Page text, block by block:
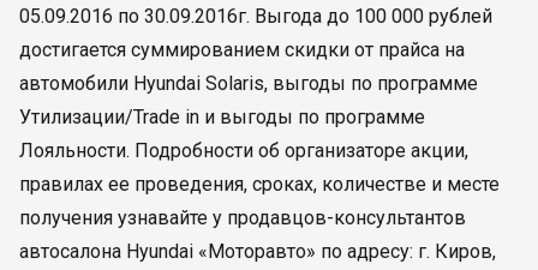
05.09.2016 по 30.09.2016г. Выгода до 100 000 рублей
достигается суммированием скидки от прайса на
автомобили Hyundai Solaris, выгоды по программе
Утилизации/Trade in и выгоды по программе
Лояльности. Подробности об организаторе акции,
правилах ее проведения, сроках, количестве и месте
получения узнавайте у продавцов-консультантов
автосалона Hyundai «Моторавто» по адресу: г. Киров,